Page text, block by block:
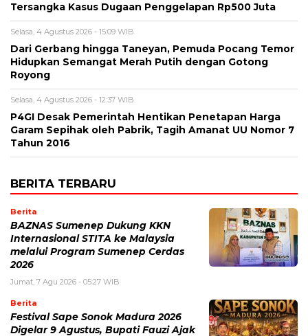
Tersangka Kasus Dugaan Penggelapan Rp500 Juta
Selasa, 4 Agustus 2026 - 15:09 WIB
Dari Gerbang hingga Taneyan, Pemuda Pocang Temor
Hidupkan Semangat Merah Putih dengan Gotong
Royong
Selasa, 4 Agustus 2026 - 12:37 WIB
P4GI Desak Pemerintah Hentikan Penetapan Harga
Garam Sepihak oleh Pabrik, Tagih Amanat UU Nomor 7
Tahun 2016
BERITA TERBARU
Berita
BAZNAS Sumenep Dukung KKN
Internasional STITA ke Malaysia
melalui Program Sumenep Cerdas
2026
Jumat, 7 Agu 2026 - 05:27 WIB
Berita
Festival Sape Sonok Madura 2026
Digelar 9 Agustus, Bupati Fauzi Ajak